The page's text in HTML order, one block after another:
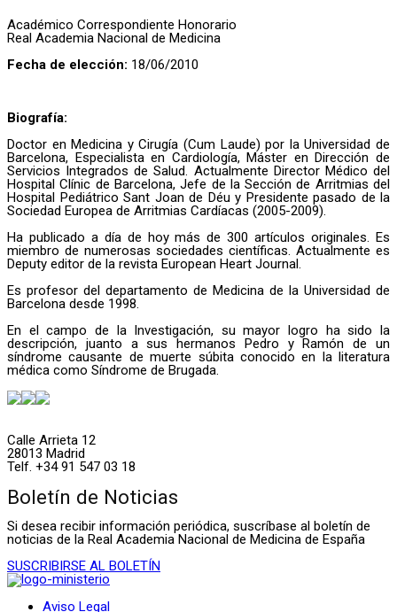
Académico Correspondiente Honorario
Real Academia Nacional de Medicina
Fecha de elección: 18/06/2010
Biografía:
Doctor en Medicina y Cirugía (Cum Laude) por la Universidad de
Barcelona, Especialista en Cardiología, Máster en Dirección de
Servicios Integrados de Salud. Actualmente Director Médico del
Hospital Clínic de Barcelona, Jefe de la Sección de Arritmias del
Hospital Pediátrico Sant Joan de Déu y Presidente pasado de la
Sociedad Europea de Arritmias Cardíacas (2005-2009).
Ha publicado a día de hoy más de 300 artículos originales. Es
miembro de numerosas sociedades científicas. Actualmente es
Deputy editor de la revista European Heart Journal.
Es profesor del departamento de Medicina de la Universidad de
Barcelona desde 1998.
En el campo de la Investigación, su mayor logro ha sido la
descripción, juanto a sus hermanos Pedro y Ramón de un
síndrome causante de muerte súbita conocido en la literatura
médica como Síndrome de Brugada.
Calle Arrieta 12
28013 Madrid
Telf. +34 91 547 03 18
Boletín de Noticias
Si desea recibir información periódica, suscríbase al boletín de
noticias de la Real Academia Nacional de Medicina de España
SUSCRIBIRSE AL BOLETÍN
Aviso Legal